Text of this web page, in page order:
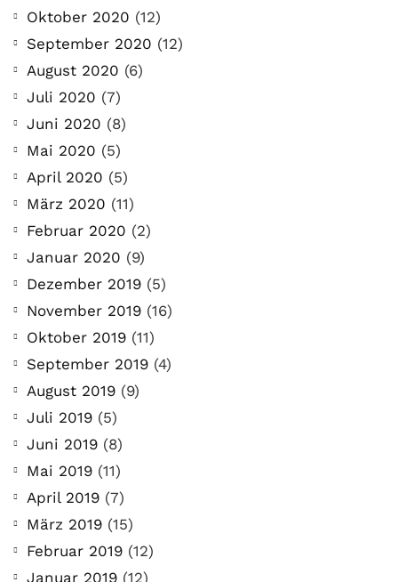
Oktober 2020 (12)
September 2020 (12)
August 2020 (6)
Juli 2020 (7)
Juni 2020 (8)
Mai 2020 (5)
April 2020 (5)
März 2020 (11)
Februar 2020 (2)
Januar 2020 (9)
Dezember 2019 (5)
November 2019 (16)
Oktober 2019 (11)
September 2019 (4)
August 2019 (9)
Juli 2019 (5)
Juni 2019 (8)
Mai 2019 (11)
April 2019 (7)
März 2019 (15)
Februar 2019 (12)
Januar 2019 (12)